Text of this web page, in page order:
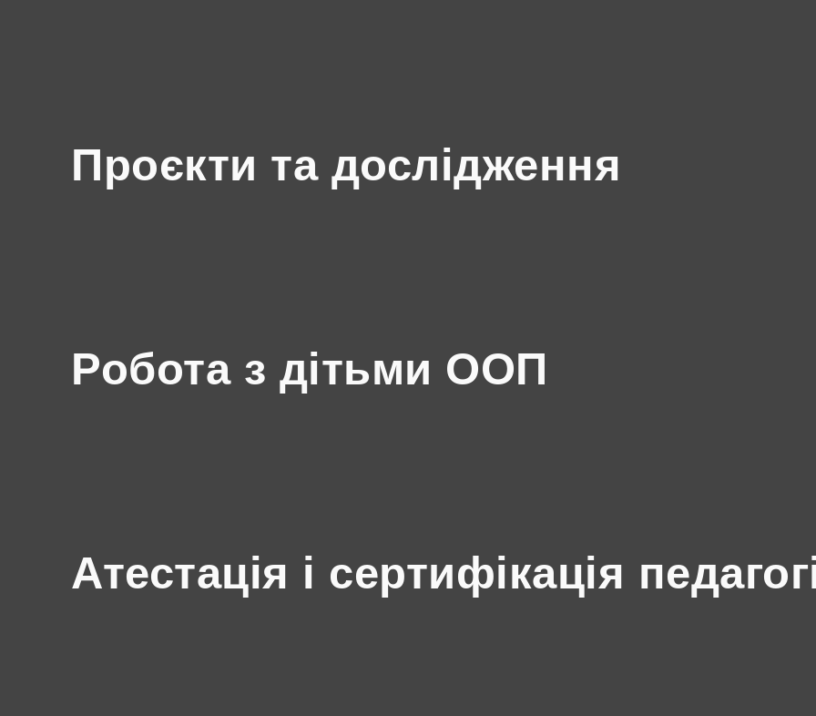
Проєкти та дослідження
Робота з дітьми ООП
Атестація і сертифікація